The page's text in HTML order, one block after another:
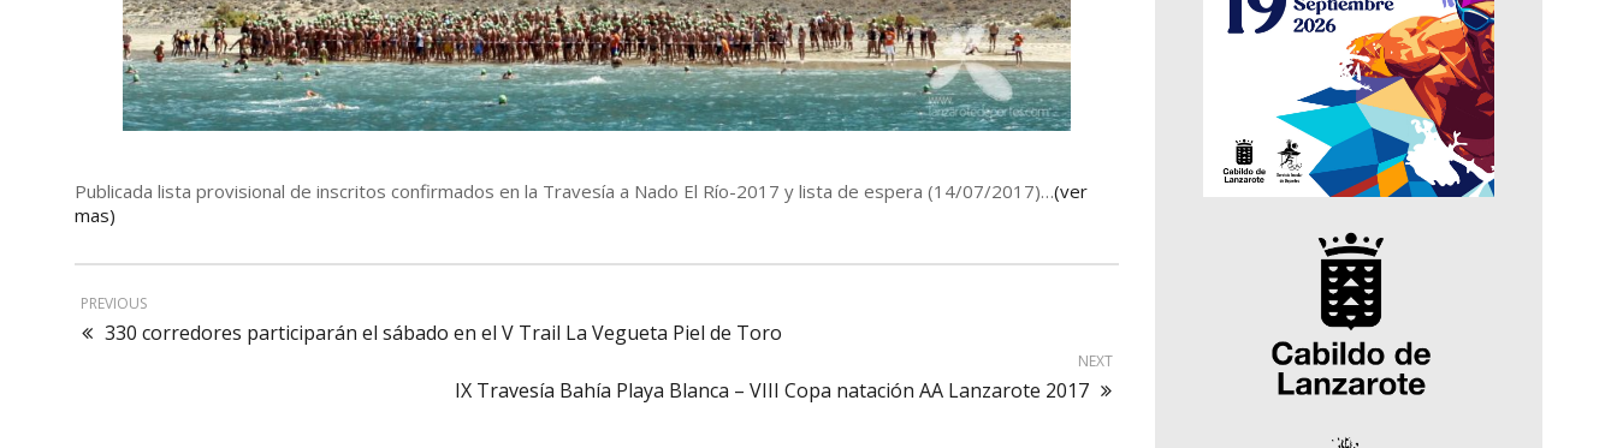
Publicada lista provisional de inscritos confirmados en la Travesía a Nado El Río-2017 y lista de espera (14/07/2017)…(ver
mas)
PREVIOUS
330 corredores participarán el sábado en el V Trail La Vegueta Piel de Toro
NEXT
IX Travesía Bahía Playa Blanca – VIII Copa natación AA Lanzarote 2017